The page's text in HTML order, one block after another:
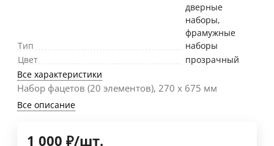
Тип
дверные
наборы,
фрамужные
наборы
Цвет
прозрачный
Все характеристики
Набор фацетов (20 элементов), 270 х 675 мм
Все описание
1 000 ₽/шт.